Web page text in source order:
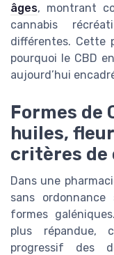
âges, montrant
cannabis
différentes. Cette
pourquoi le CBD
aujourd’hui
Formes de
huiles,
critères de
Dans une
sans
formes
plus répandue,
progressif des